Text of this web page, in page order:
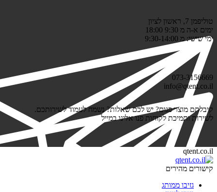
טוליפמן 7, ראשון לציון
ימים א-ה מ 9:30 18:00
ימי שישי: מ 9:30-14:00
073-3156669
info@qtent.co.il
קיבלתם מוצר פגום? יש לכם שאלות? נשמח לעמוד לשירותכם.
לשירות ותמיכת לקוחות פנו אלינו במייל
qtent.co.il
קישורים מהירים
גזיבו ממותג